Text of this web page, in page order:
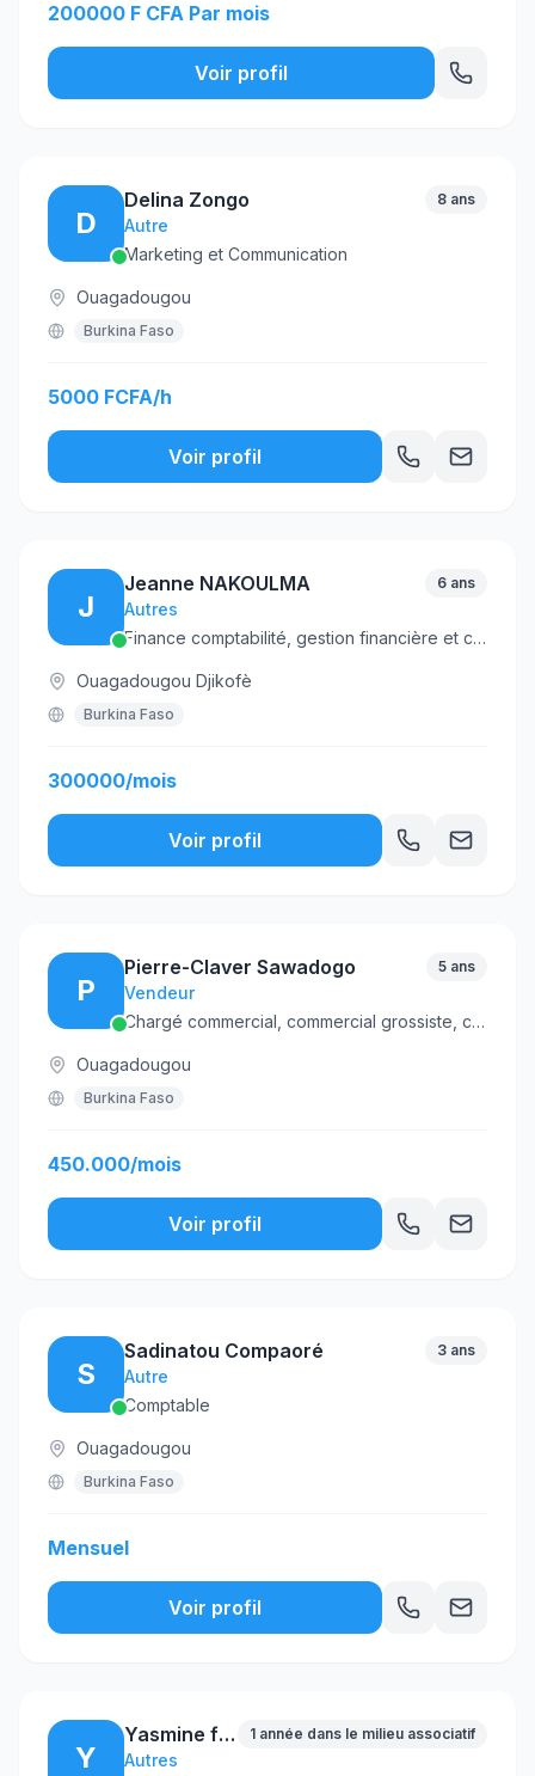
200000 F CFA Par mois
Voir profil
D
Delina Zongo
Autre
8 ans
Marketing et Communication
Ouagadougou
Burkina Faso
5000 FCFA/h
Voir profil
J
Jeanne NAKOULMA
Autres
6 ans
Finance comptabilité, gestion financière et comptable, trésorerie
Ouagadougou Djikofè
Burkina Faso
300000/mois
Voir profil
P
Pierre-Claver Sawadogo
Vendeur
5 ans
Chargé commercial, commercial grossiste, commercial terrain et business developer.
Ouagadougou
Burkina Faso
450.000/mois
Voir profil
S
Sadinatou Compaoré
Autre
3 ans
Comptable
Ouagadougou
Burkina Faso
Mensuel
Voir profil
Y
Yasmine floria MONKA
Autres
1 année dans le milieu associatif